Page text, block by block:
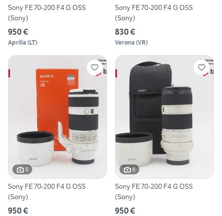
Sony FE 70-200 F4 G OSS
(Sony)
950 €
Aprilia (LT)
Sony FE 70-200 F4 G OSS
(Sony)
830 €
Verona (VR)
6
Sony FE 70-200 F4 G OSS
(Sony)
950 €
6
Sony FE 70-200 F4 G OSS
(Sony)
950 €